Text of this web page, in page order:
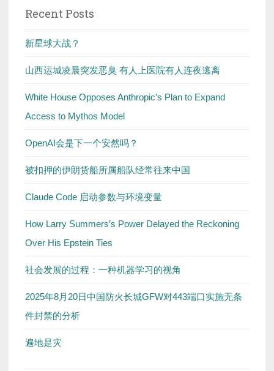
Recent Posts
新星球大战？
山西运城凌晨突发恶臭 有人上医院有人连夜逃离
White House Opposes Anthropic’s Plan to Expand
Access to Mythos Model
OpenAI会是下一个安然吗？
被扣押的伊朗货船所属船队经常往来中国
Claude Code 启动参数与环境变量
How Larry Summers’s Power Delayed the Reckoning
Over His Epstein Ties
社会发展的过程：一种机器学习的视角
2025年8月20日中国防火长城GFW对443端口实施无条
件封禁的分析
遍地是灾